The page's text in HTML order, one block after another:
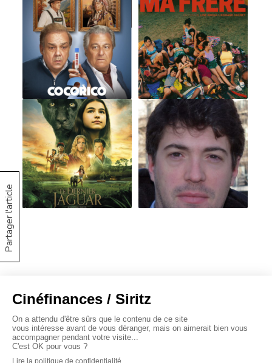
Partager l'article
À propos
Baromètres
Cinéscoop
Éditorial